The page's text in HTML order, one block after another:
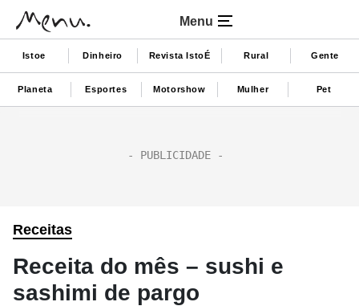
Menu
Istoe Dinheiro Revista IstoÉ Rural Gente
Planeta Esportes Motorshow Mulher Pet
Receitas
Receita do mês – sushi e
sashimi de pargo